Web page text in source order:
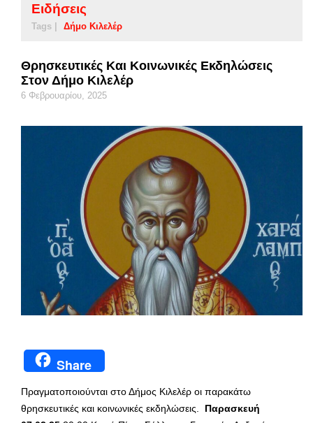
Ειδήσεις
Tags | Δήμο Κιλελέρ
Θρησκευτικές Και Κοινωνικές Εκδηλώσεις
Στον Δήμο Κιλελέρ
6 Φεβρουαρίου, 2025
Share
Πραγματοποιούνται στο Δήμος Κιλελέρ οι παρακάτω
θρησκευτικές και κοινωνικές εκδηλώσεις.
Παρασκευή